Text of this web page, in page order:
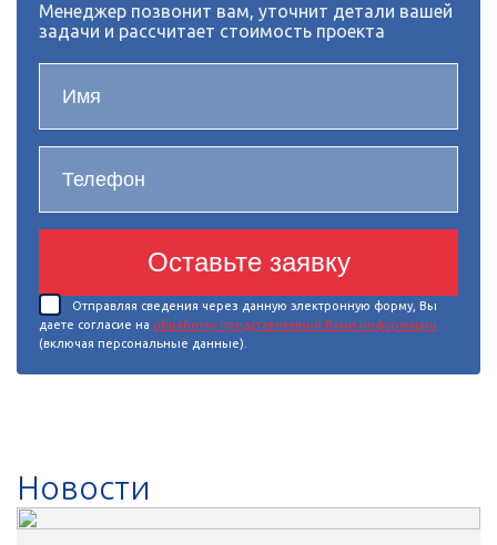
Менеджер позвонит вам, уточнит детали вашей
задачи и рассчитает стоимость проекта
Оставьте заявку
Отправляя сведения через данную электронную форму, Вы
даете согласие на обработку представленной Вами информации
(включая персональные данные).
Новости